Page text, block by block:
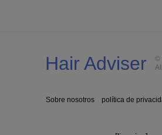
Hair Adviser
©
Sobre nosotros política de